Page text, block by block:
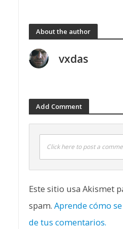
About the author
vxdas
Add Comment
Click here to post a
Este sitio usa Akismet
spam. Aprende cómo
de tus comentarios.